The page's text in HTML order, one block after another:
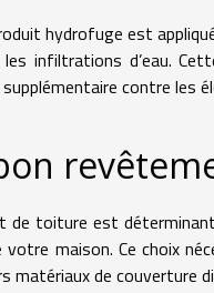
hydrofuge est
infiltrations d’eau.
contre les
de toiture est
maison. Ce choix
matériaux de couverture